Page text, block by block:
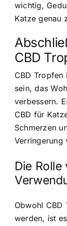
wichtig,
Katze genau
CBD
CBD
sein, das
verbessern.
CBD für
Schmerzen
Verringerung
Die
Obwohl CBD
werden, ist